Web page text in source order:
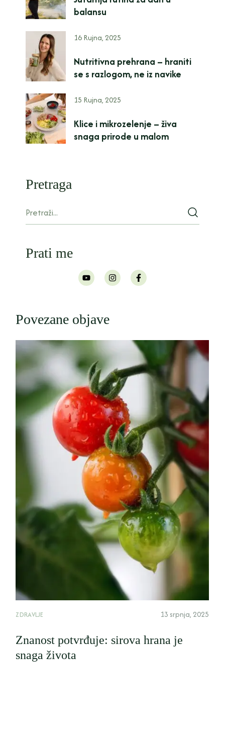
balansu
16 Rujna, 2025
Nutritivna prehrana – hraniti
se s razlogom, ne iz navike
15 Rujna, 2025
Klice i mikrozelenje – živa
snaga prirode u malom
Pretraga
Prati me
Povezane objave
ZDRAVLJE 13 srpnja, 2025
Znanost potvrđuje: sirova hrana je
snaga života